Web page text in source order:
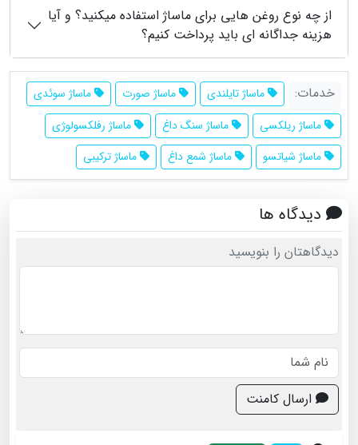
از چه نوع روغن هایی برای ماساژ استفاده میکنید؟ و آیا
هزینه جداگانه ای باید پرداخت کنیم؟
خدمات: ماساژ تایلندی ماساژ صورت
ماساژ سوئدی
ماساژ ریلکسی
ماساژ سنگ داغ
ماساژ رفلکسولوژی
ماساژ شیاتسو
ماساژ شمع داغ ماساژ ترکیبی
دیدگاه ها
دیدگاهتان را بنویسید
ارسال کامنت